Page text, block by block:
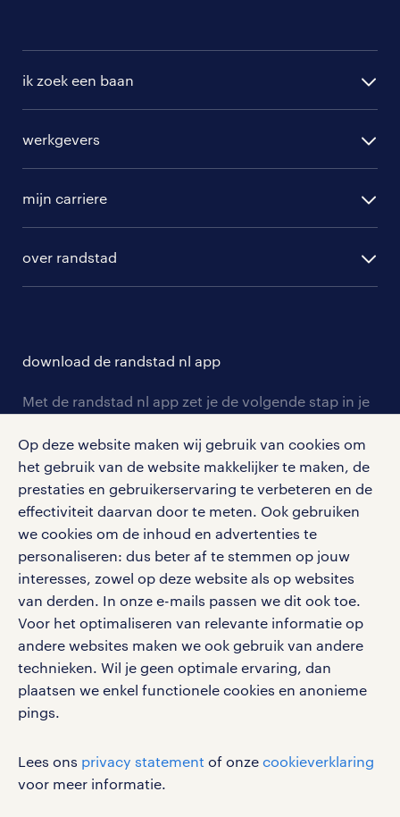
Op deze website maken wij gebruik van cookies om
het gebruik van de website makkelijker te maken, de
prestaties en gebruikerservaring te verbeteren en de
effectiviteit daarvan door te meten. Ook gebruiken
we cookies om de inhoud en advertenties te
personaliseren: dus beter af te stemmen op jouw
interesses, zowel op deze website als op websites
van derden. In onze e-mails passen we dit ook toe.
Voor het optimaliseren van relevante informatie op
andere websites maken we ook gebruik van andere
technieken. Wil je geen optimale ervaring, dan
plaatsen we enkel functionele cookies en anonieme
pings.
Lees ons privacy statement of onze cookieverklaring
voor meer informatie.
ik zoek een baan
randstad professional
randstad digital
werkgevers
hr-diensten
branches
tarieven
personeel gezocht
aanmelden nieuwsbrief
mijn carriere
solliciteren
salarischecker
bruto-netto calculator
over randstad
onze vestigingen
pers
klachten en misstanden
download de randstad nl app
Met de randstad nl app zet je de volgende stap in je
en ontvang berichten van je intercedent.
Eenvoudig, snel en overal.
apple app store
google play store
social media
Volg ons voor de leukste content omtrent
vacatures, solliciteren en inspiratie.
werken bij randstad